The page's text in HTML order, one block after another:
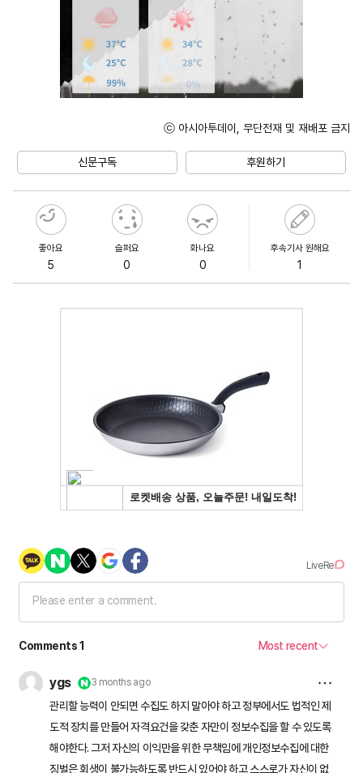
ⓒ 아시아투데이, 무단전재 및 재배포 금지
신문구독 후원하기
좋아요
5
슬퍼요
0
화나요
0
후속기사 원해요
1